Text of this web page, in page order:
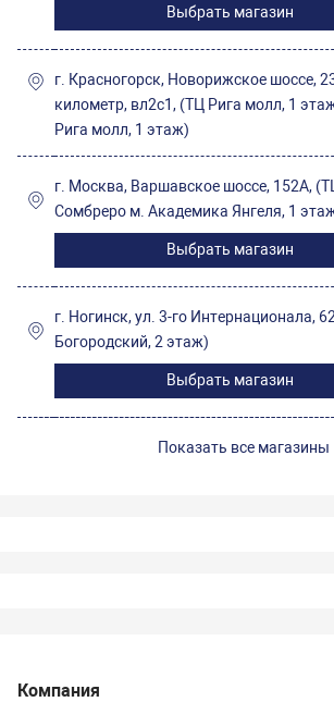
Выбрать магазин
г. Красногорск, Новорижское шоссе,
километр, вл2с1, (ТЦ Рига молл, 1
Рига молл, 1 этаж)
г. Москва, Варшавское шоссе, 152А, (ТЦ
Сомбреро м. Академика Янгеля, 1
Выбрать магазин
г. Ногинск, ул. 3-го Интернационала,
Богородский, 2 этаж)
Выбрать магазин
Показать все магазины
Компания